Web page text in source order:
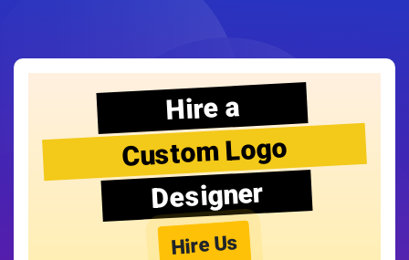
Hire a
Custom Logo
Designer
Hire Us